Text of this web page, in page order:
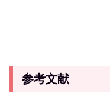
参考文献